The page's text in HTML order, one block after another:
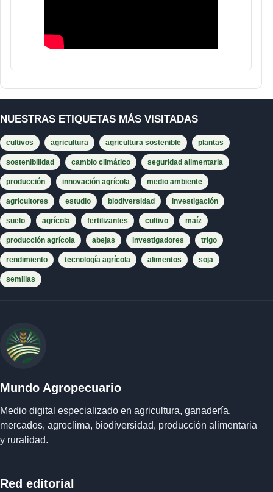
NUESTRAS ETIQUETAS MÁS VISITADAS
cultivos agricultura agricultura sostenible plantas
sostenibilidad cambio climático seguridad alimentaria
producción innovación agrícola medio ambiente
agricultores estudio biodiversidad investigación
suelo agrícola fertilizantes cultivo maíz
producción agrícola abejas investigadores trigo
rendimiento tecnología agrícola alimentos soja
semillas
Mundo Agropecuario
Medio digital especializado en agricultura, ganadería,
mercados, agroclima, biodiversidad, producción alimentaria
y ruralidad.
Red editorial